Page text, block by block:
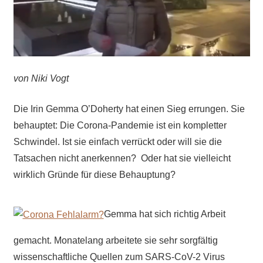
von Niki Vogt
Die Irin Gemma O’Doherty hat einen Sieg errungen. Sie
behauptet: Die Corona-Pandemie ist ein kompletter
Schwindel. Ist sie einfach verrückt oder will sie die
Tatsachen nicht anerkennen? Oder hat sie vielleicht
wirklich Gründe für diese Behauptung?
Gemma hat sich richtig Arbeit
gemacht. Monatelang arbeitete sie sehr sorgfältig
wissenschaftliche Quellen zum SARS-CoV-2 Virus